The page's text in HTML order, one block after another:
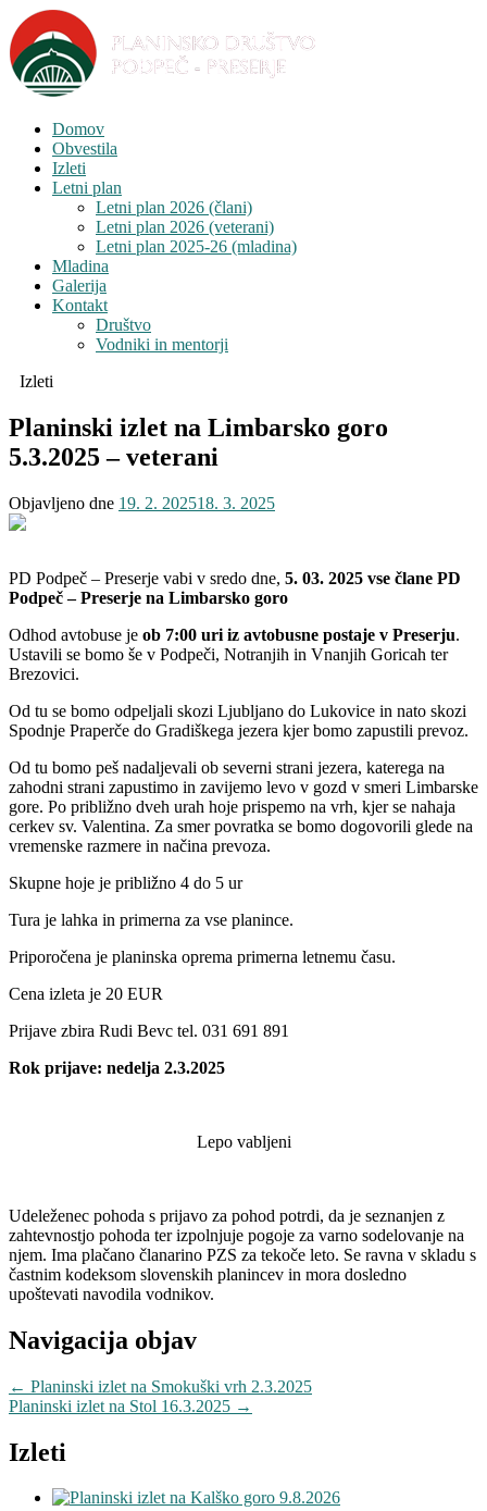
Domov
Obvestila
Izleti
Letni plan
Letni plan 2026 (člani)
Letni plan 2026 (veterani)
Letni plan 2025-26 (mladina)
Mladina
Galerija
Kontakt
Društvo
Vodniki in mentorji
Izleti
Planinski izlet na Limbarsko goro
5.3.2025 – veterani
Objavljeno dne 19. 2. 202518. 3. 2025
PD Podpeč – Preserje vabi v sredo dne, 5. 03. 2025 vse člane PD
Podpeč – Preserje na Limbarsko goro
Odhod avtobuse je ob 7:00 uri iz avtobusne postaje v Preserju.
Ustavili se bomo še v Podpeči, Notranjih in Vnanjih Goricah ter
Brezovici.
Od tu se bomo odpeljali skozi Ljubljano do Lukovice in nato skozi
Spodnje Praperče do Gradiškega jezera kjer bomo zapustili prevoz.
Od tu bomo peš nadaljevali ob severni strani jezera, katerega na
zahodni strani zapustimo in zavijemo levo v gozd v smeri Limbarske
gore. Po približno dveh urah hoje prispemo na vrh, kjer se nahaja
cerkev sv. Valentina. Za smer povratka se bomo dogovorili glede na
vremenske razmere in načina prevoza.
Skupne hoje je približno 4 do 5 ur
Tura je lahka in primerna za vse planince.
Priporočena je planinska oprema primerna letnemu času.
Cena izleta je 20 EUR
Prijave zbira Rudi Bevc tel. 031 691 891
Rok prijave: nedelja 2.3.2025
Lepo vabljeni
Udeleženec pohoda s prijavo za pohod potrdi, da je seznanjen z
zahtevnostjo pohoda ter izpolnjuje pogoje za varno sodelovanje na
njem. Ima plačano članarino PZS za tekoče leto. Se ravna v skladu s
častnim kodeksom slovenskih planincev in mora dosledno
upoštevati navodila vodnikov.
Navigacija objav
← Planinski izlet na Smokuški vrh 2.3.2025
Planinski izlet na Stol 16.3.2025 →
Izleti